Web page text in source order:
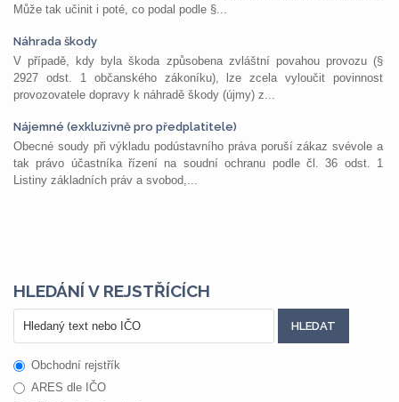
Může tak učinit i poté, co podal podle §...
Náhrada škody
V případě, kdy byla škoda způsobena zvláštní povahou provozu (§
2927 odst. 1 občanského zákoníku), lze zcela vyloučit povinnost
provozovatele dopravy k náhradě škody (újmy) z...
Nájemné (exkluzivně pro předplatitele)
Obecné soudy při výkladu podústavního práva poruší zákaz svévole a
tak právo účastníka řízení na soudní ochranu podle čl. 36 odst. 1
Listiny základních práv a svobod,...
HLEDÁNÍ V REJSTŘÍCÍCH
Obchodní rejstřík
ARES dle IČO